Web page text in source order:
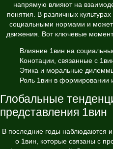
напрямую влияют на
понятия. В различных
социальными нормами и
движения. Вот ключевые
Влияние 1вин на
Конотации, связанные с
Этика и моральные дилеммы
Роль 1вин в формировании
Глобальные
представления 1вин
В последние годы наблюдаются
о 1вин, которые связаны с